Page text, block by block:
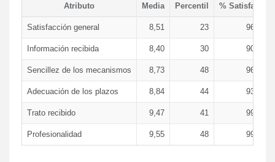
Atributo Media Percentil % Satisfacción
Satisfacción general 8,51 23 96,61 %
Información recibida 8,40 30 90,63 %
Sencillez de los mecanismos 8,73 48 96,73 %
Adecuación de los plazos 8,84 44 93,55 %
Trato recibido 9,47 41 99,66 %
Profesionalidad 9,55 48 99,89 %